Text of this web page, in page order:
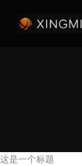
这是一个标题